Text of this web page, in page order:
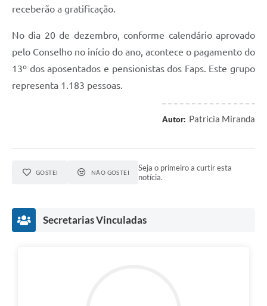
Telefones Úteis
Notícias
Contato
receberão a gratificação.
No dia 20 de dezembro, conforme calendário aprovado
pelo Conselho no início do ano, acontece o pagamento do
13º dos aposentados e pensionistas dos Faps. Este grupo
representa 1.183 pessoas.
Autor: Patricia Miranda
GOSTEI NÃO GOSTEI
Seja o primeiro a curtir esta
notícia.
Secretarias Vinculadas